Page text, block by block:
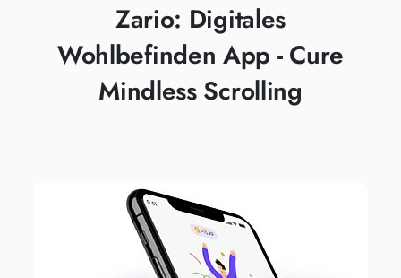
Zario: Digitales
Wohlbefinden App - Cure
Mindless Scrolling